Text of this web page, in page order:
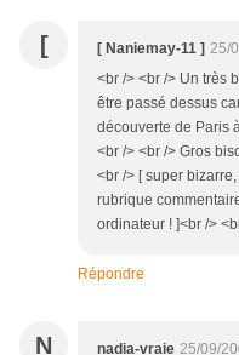
[ [ Naniemay-11 ] 25/
<br /> <br /> Un très
être passé dessus
découverte de Paris
<br /> <br /> Gros
<br /> [ super
rubrique
ordinateur ! ]<br />
Répondre
N nadia-vraie 25/09/